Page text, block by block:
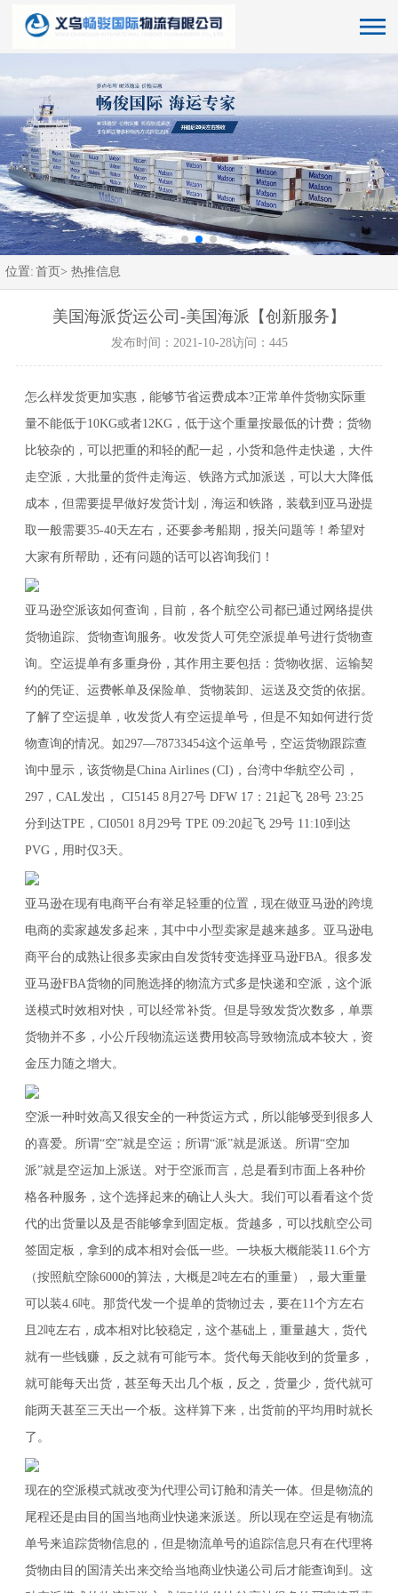
位置: 首页> 热推信息
美国海派货运公司-美国海派【创新服务】
发布时间：2021-10-28访问：445
怎么样发货更加实惠，能够节省运费成本?正常单件货物实际重
量不能低于10KG或者12KG，低于这个重量按最低的计费；货物
比较杂的，可以把重的和轻的配一起，小货和急件走快递，大件
走空派，大批量的货件走海运、铁路方式加派送，可以大大降低
成本，但需要提早做好发货计划，海运和铁路，装载到亚马逊提
取一般需要35-40天左右，还要参考船期，报关问题等！希望对
大家有所帮助，还有问题的话可以咨询我们！
亚马逊空派该如何查询，目前，各个航空公司都已通过网络提供
货物追踪、货物查询服务。收发货人可凭空派提单号进行货物查
询。空运提单有多重身份，其作用主要包括：货物收据、运输契
约的凭证、运费帐单及保险单、货物装卸、运送及交货的依据。
了解了空运提单，收发货人有空运提单号，但是不知如何进行货
物查询的情况。如297—78733454这个运单号，空运货物跟踪查
询中显示，该货物是China Airlines (CI)，台湾中华航空公司，
297，CAL发出， CI5145 8月27号 DFW 17：21起飞 28号 23:25
分到达TPE，CI0501 8月29号 TPE 09:20起飞 29号 11:10到达
PVG，用时仅3天。
亚马逊在现有电商平台有举足轻重的位置，现在做亚马逊的跨境
电商的卖家越发多起来，其中中小型卖家是越来越多。亚马逊电
商平台的成熟让很多卖家由自发货转变选择亚马逊FBA。很多发
亚马逊FBA货物的同胞选择的物流方式多是快递和空派，这个派
送模式时效相对快，可以经常补货。但是导致发货次数多，单票
货物并不多，小公斤段物流运送费用较高导致物流成本较大，资
金压力随之增大。
空派一种时效高又很安全的一种货运方式，所以能够受到很多人
的喜爱。所谓“空”就是空运；所谓“派”就是派送。所谓“空加
派”就是空运加上派送。对于空派而言，总是看到市面上各种价
格各种服务，这个选择起来的确让人头大。我们可以看看这个货
代的出货量以及是否能够拿到固定板。货越多，可以找航空公司
签固定板，拿到的成本相对会低一些。一块板大概能装11.6个方
（按照航空除6000的算法，大概是2吨左右的重量），最大重量
可以装4.6吨。那货代发一个提单的货物过去，要在11个方左右
且2吨左右，成本相对比较稳定，这个基础上，重量越大，货代
就有一些钱赚，反之就有可能亏本。货代每天能收到的货量多，
就可能每天出货，甚至每天出几个板，反之，货量少，货代就可
能两天甚至三天出一个板。这样算下来，出货前的平均用时就长
了。
现在的空派模式就改变为代理公司订舱和清关一体。但是物流的
尾程还是由目的国当地商业快递来派送。所以现在空运是有物流
单号来追踪货物信息的，但是物流单号的追踪信息只有在代理将
货物由目的国清关出来交给当地商业快递公司后才能查询到。这